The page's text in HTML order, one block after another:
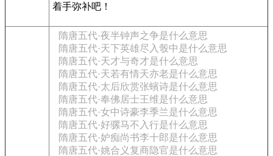
着手弥补吧！
隋唐五代·夜半钟声之争是什么意思
隋唐五代·天下英雄尽入彀中是什么意思
隋唐五代·天才与奇才是什么意思
隋唐五代·天若有情天亦老是什么意思
隋唐五代·太后欣赏张蠙诗是什么意思
隋唐五代·奉佛居士王维是什么意思
隋唐五代·女中诗豪李季兰是什么意思
隋唐五代·好骡马不入行是什么意思
隋唐五代·妒痴尚书李十郎是什么意思
隋唐五代·姚合义复商隐官是什么意思